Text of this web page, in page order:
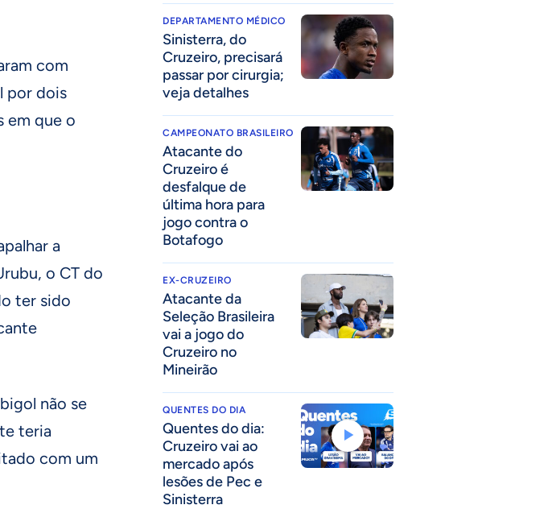
com
por dois
em que o
a
o CT do
ter sido
não se
teria
com um
DEPARTAMENTO MÉDICO
Sinisterra, do
Cruzeiro, precisará
passar por cirurgia;
veja detalhes
CAMPEONATO BRASILEIRO
Atacante do
Cruzeiro é
desfalque de
última hora para
jogo contra o
Botafogo
EX-CRUZEIRO
Atacante da
Seleção Brasileira
vai a jogo do
Cruzeiro no
Mineirão
QUENTES DO DIA
Quentes do dia:
Cruzeiro vai ao
mercado após
lesões de Pec e
Sinisterra